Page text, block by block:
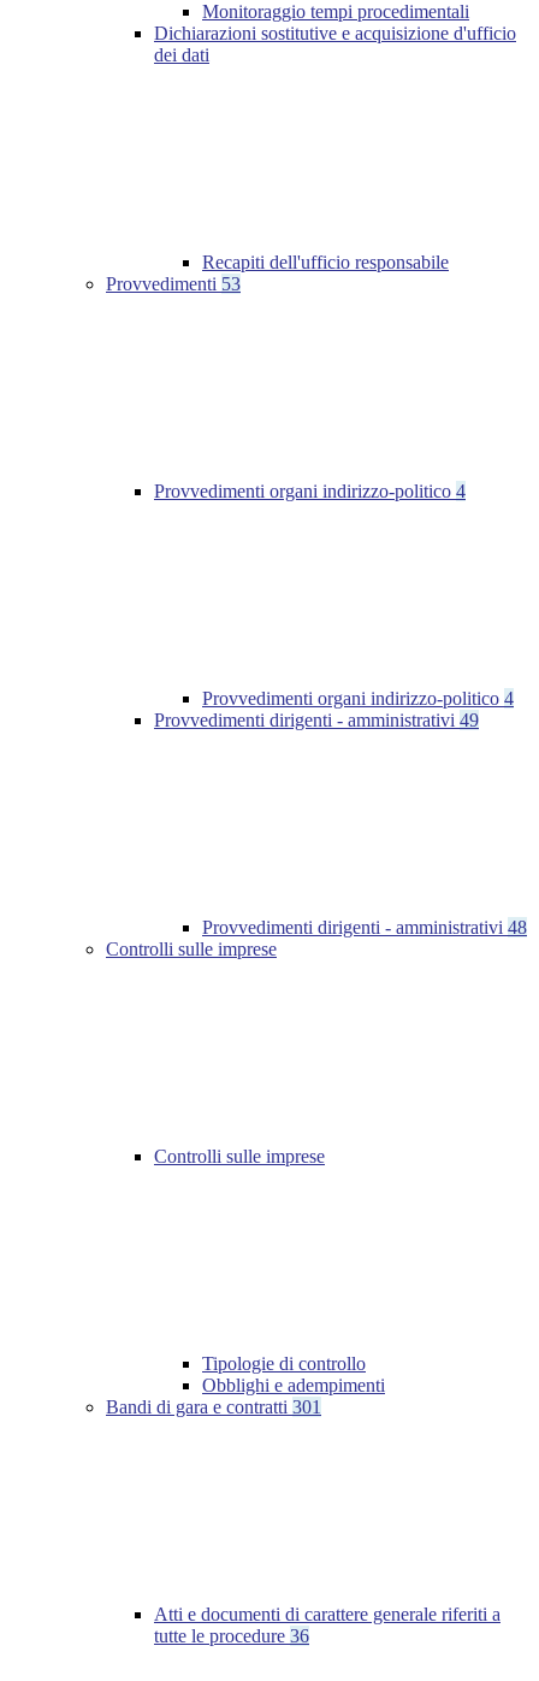
Monitoraggio tempi procedimentali
Dichiarazioni sostitutive e acquisizione d'ufficio
dei dati
Recapiti dell'ufficio responsabile
Provvedimenti 53
Provvedimenti organi indirizzo-politico 4
Provvedimenti organi indirizzo-politico 4
Provvedimenti dirigenti - amministrativi 49
Provvedimenti dirigenti - amministrativi 48
Controlli sulle imprese
Controlli sulle imprese
Tipologie di controllo
Obblighi e adempimenti
Bandi di gara e contratti 301
Atti e documenti di carattere generale riferiti a
tutte le procedure 36